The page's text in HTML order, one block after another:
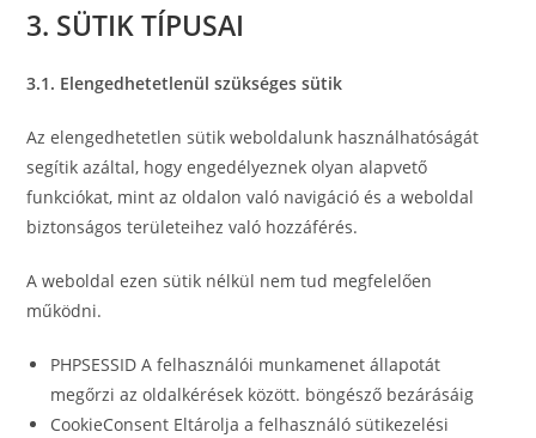
3. SÜTIK TÍPUSAI
3.1. Elengedhetetlenül szükséges sütik
Az elengedhetetlen sütik weboldalunk használhatóságát
segítik azáltal, hogy engedélyeznek olyan alapvető
funkciókat, mint az oldalon való navigáció és a weboldal
biztonságos területeihez való hozzáférés.
A weboldal ezen sütik nélkül nem tud megfelelően
működni.
PHPSESSID A felhasználói munkamenet állapotát
megőrzi az oldalkérések között. böngésző bezárásáig
CookieConsent Eltárolja a felhasználó sütikezelési